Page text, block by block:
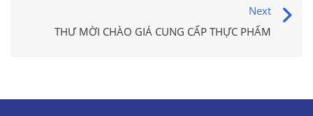
Next
THƯ MỜI CHÀO GIÁ CUNG CẤP THỰC PHẨM